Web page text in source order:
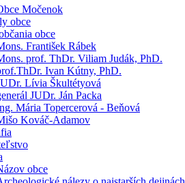
Močenok
obce
obce
František Rábek
prof. ThDr. Viliam Judák, PhD.
Ivan Kútny, PhD.
Lívia Škultétyová
JUDr. Ján Packa
Mária Topercerová - Beňová
Kováč-Adamov
obce